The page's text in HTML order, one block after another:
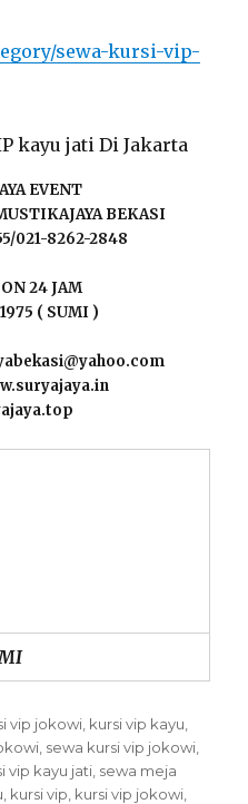
sewa-kursi-vip-
EVENT
BEKASI
021-8262-2848
24 JAM
( SUMI )
vip jokowi kursi vip kayu
sewa kursi vip jokowi
vip kayu jati sewa meja
kursi vip kursi vip jokowi